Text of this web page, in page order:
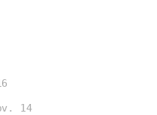
14